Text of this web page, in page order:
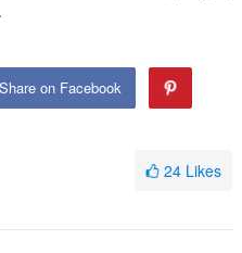
Share on Facebook
24 Likes